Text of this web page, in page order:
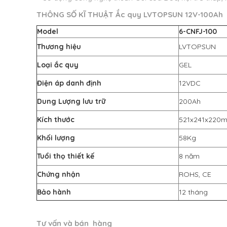
THÔNG SỐ KĨ THUẬT Ắc quy LVTOPSUN 12V-100Ah
Model
6-CNFJ-100
Thương hiệu
LVTOPSUN
Loại ắc quy
GEL
Điện áp danh định
12VDC
Dung Lượng lưu trữ
200Ah
Kích thước
Khối lượng
58Kg
Tuổi thọ thiết kế
8 năm
Chứng nhận
ROHS, CE
Bảo hành
12 tháng
Tư vấn và bán hàng